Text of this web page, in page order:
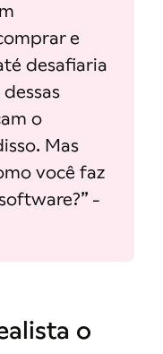
e
desafiaria
o
Mas
você faz
-
o